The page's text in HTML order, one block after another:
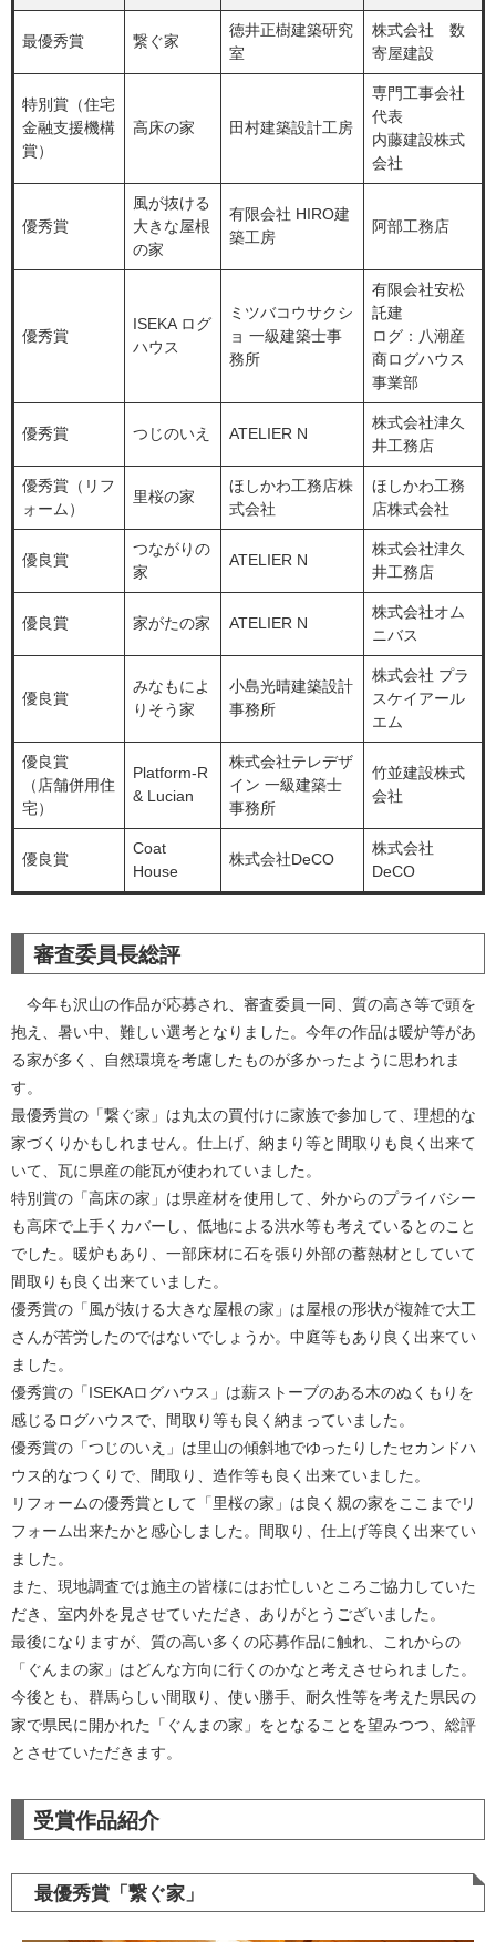
最優秀賞 繋ぐ家
徳井正樹建築研究
室
株式会社 数
寄屋建設
特別賞（住宅
金融支援機構
賞）
高床の家 田村建築設計工房
専門工事会社
代表
内藤建設株式
会社
優秀賞
風が抜ける
大きな屋根
の家
有限会社 HIRO建
築工房
阿部工務店
優秀賞
ISEKA ログ
ハウス
ミツバコウサクシ
ョ 一級建築士事
務所
有限会社安松
託建
ログ：八潮産
商ログハウス
事業部
優秀賞 つじのいえ ATELIER N
株式会社津久
井工務店
優秀賞（リフ
ォーム）
里桜の家
ほしかわ工務店株
式会社
ほしかわ工務
店株式会社
優良賞
つながりの
家
ATELIER N
株式会社津久
井工務店
優良賞 家がたの家 ATELIER N
株式会社オム
ニバス
優良賞
みなもによ
りそう家
小島光晴建築設計
事務所
株式会社 プラ
スケイアール
エム
優良賞
（店舗併用住
宅）
Platform-R
& Lucian
株式会社テレデザ
イン 一級建築士
事務所
竹並建設株式
会社
優良賞
Coat
House
株式会社DeCO
株式会社
DeCO
審査委員長総評
今年も沢山の作品が応募され、審査委員一同、質の高さ等で頭を
抱え、暑い中、難しい選考となりました。今年の作品は暖炉等があ
る家が多く、自然環境を考慮したものが多かったように思われま
す。
最優秀賞の「繋ぐ家」は丸太の買付けに家族で参加して、理想的な
家づくりかもしれません。仕上げ、納まり等と間取りも良く出来て
いて、瓦に県産の能瓦が使われていました。
特別賞の「高床の家」は県産材を使用して、外からのプライバシー
も高床で上手くカバーし、低地による洪水等も考えているとのこと
でした。暖炉もあり、一部床材に石を張り外部の蓄熱材としていて
間取りも良く出来ていました。
優秀賞の「風が抜ける大きな屋根の家」は屋根の形状が複雑で大工
さんが苦労したのではないでしょうか。中庭等もあり良く出来てい
ました。
優秀賞の「ISEKAログハウス」は薪ストーブのある木のぬくもりを
感じるログハウスで、間取り等も良く納まっていました。
優秀賞の「つじのいえ」は里山の傾斜地でゆったりしたセカンドハ
ウス的なつくりで、間取り、造作等も良く出来ていました。
リフォームの優秀賞として「里桜の家」は良く親の家をここまでリ
フォーム出来たかと感心しました。間取り、仕上げ等良く出来てい
ました。
また、現地調査では施主の皆様にはお忙しいところご協力していた
だき、室内外を見させていただき、ありがとうございました。
最後になりますが、質の高い多くの応募作品に触れ、これからの
「ぐんまの家」はどんな方向に行くのかなと考えさせられました。
今後とも、群馬らしい間取り、使い勝手、耐久性等を考えた県民の
家で県民に開かれた「ぐんまの家」をとなることを望みつつ、総評
とさせていただきます。
受賞作品紹介
最優秀賞「繋ぐ家」